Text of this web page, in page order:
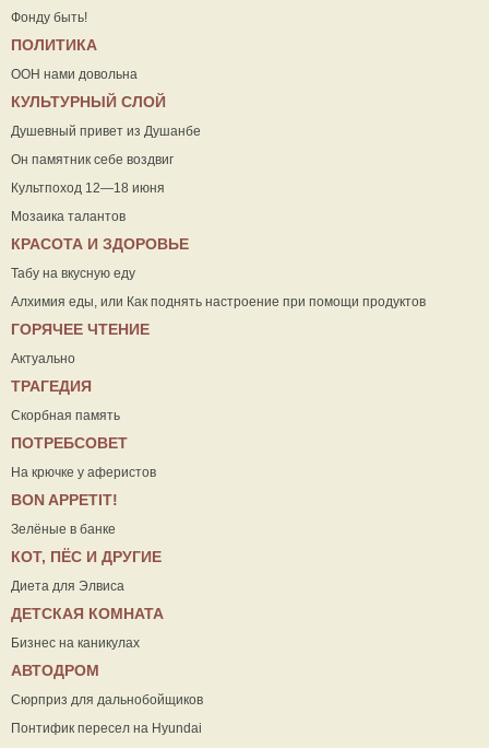
Фонду быть!
ПОЛИТИКА
ООН нами довольна
КУЛЬТУРНЫЙ СЛОЙ
Душевный привет из Душанбе
Он памятник себе воздвиг
Культпоход 12—18 июня
Мозаика талантов
КРАСОТА И ЗДОРОВЬЕ
Табу на вкусную еду
Алхимия еды, или Как поднять настроение при помощи продуктов
ГОРЯЧЕЕ ЧТЕНИЕ
Актуально
ТРАГЕДИЯ
Скорбная память
ПОТРЕБСОВЕТ
На крючке у аферистов
ВON APPETIT!
Зелёные в банке
КОТ, ПЁС И ДРУГИЕ
Диета для Элвиса
ДЕТСКАЯ КОМНАТА
Бизнес на каникулах
АВТОДРОМ
Сюрприз для дальнобойщиков
Понтифик пересел на Hyundai